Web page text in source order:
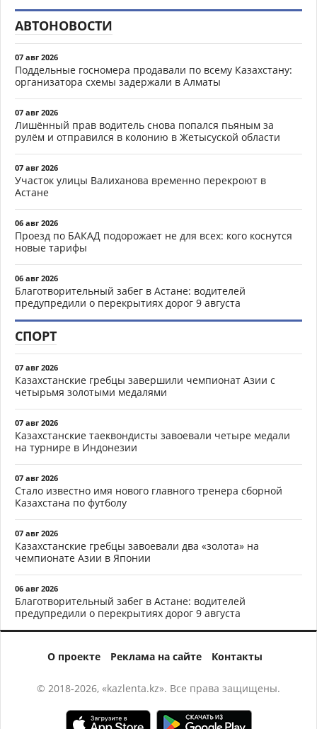
АВТОНОВОСТИ
07 авг 2026
Поддельные госномера продавали по всему Казахстану:
организатора схемы задержали в Алматы
07 авг 2026
Лишённый прав водитель снова попался пьяным за
рулём и отправился в колонию в Жетысуской области
07 авг 2026
Участок улицы Валиханова временно перекроют в
Астане
06 авг 2026
Проезд по БАКАД подорожает не для всех: кого коснутся
новые тарифы
06 авг 2026
Благотворительный забег в Астане: водителей
предупредили о перекрытиях дорог 9 августа
СПОРТ
07 авг 2026
Казахстанские гребцы завершили чемпионат Азии с
четырьмя золотыми медалями
07 авг 2026
Казахстанские таеквондисты завоевали четыре медали
на турнире в Индонезии
07 авг 2026
Стало известно имя нового главного тренера сборной
Казахстана по футболу
07 авг 2026
Казахстанские гребцы завоевали два «золота» на
чемпионате Азии в Японии
06 авг 2026
Благотворительный забег в Астане: водителей
предупредили о перекрытиях дорог 9 августа
О проекте Реклама на сайте Контакты
© 2018-2026, «kazlenta.kz». Все права защищены.